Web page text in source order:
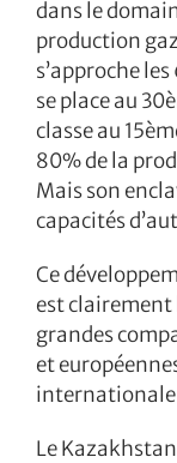
dans le
production
s’approche
se place au
classe au
80% de la
Mais son
capacités
Ce
est clairement
grandes
et
internationale
Le